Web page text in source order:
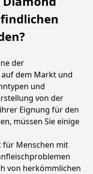
der
dem Markt und
und
von der
Eignung für den
müssen Sie einige
für Menschen mit
von herkömmlichen